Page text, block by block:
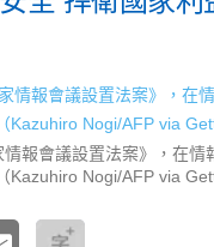
報會議設置法案》，在情
（Kazuhiro Nogi/AFP via